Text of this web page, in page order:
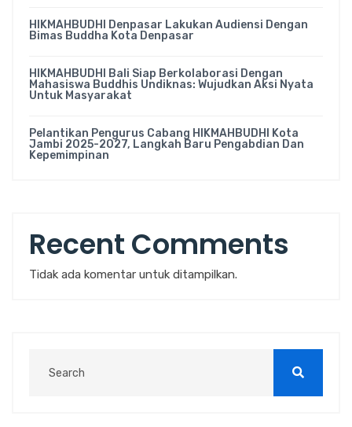
HIKMAHBUDHI Denpasar Lakukan Audiensi Dengan
Bimas Buddha Kota Denpasar
HIKMAHBUDHI Bali Siap Berkolaborasi Dengan
Mahasiswa Buddhis Undiknas: Wujudkan Aksi Nyata
Untuk Masyarakat
Pelantikan Pengurus Cabang HIKMAHBUDHI Kota
Jambi 2025-2027, Langkah Baru Pengabdian Dan
Kepemimpinan
Recent Comments
Tidak ada komentar untuk ditampilkan.